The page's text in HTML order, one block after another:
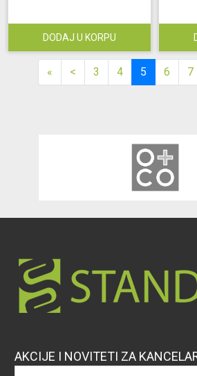
DODAJ U KORPU
« < 3 4 5 6 7
AKCIJE I NOVITETI ZA